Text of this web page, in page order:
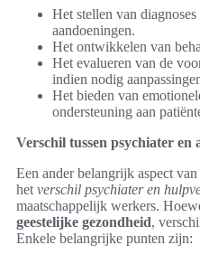
Het stellen van
aandoeningen.
Het ontwikkelen van
Het evalueren van de
indien nodig
Het bieden van
ondersteuning aan
Verschil tussen psychiater en
Een ander belangrijk aspect van
het verschil psychiater en
maatschappelijk werkers.
geestelijke gezondheid,
Enkele belangrijke punten zijn: